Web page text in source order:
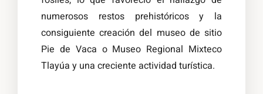
numerosos restos prehistóricos y la
consiguiente creación del museo de sitio
Pie de Vaca o Museo Regional Mixteco
Tlayúa y una creciente actividad turística.